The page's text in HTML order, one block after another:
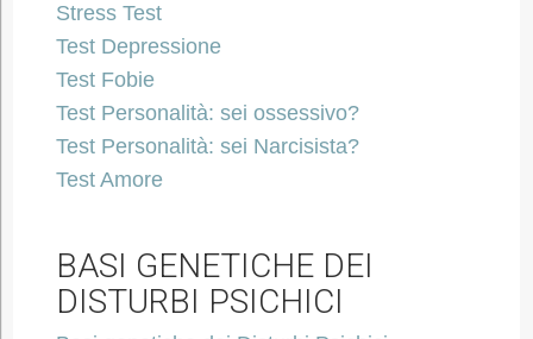
Stress Test
Test Depressione
Test Fobie
Test Personalità: sei ossessivo?
Test Personalità: sei Narcisista?
Test Amore
BASI GENETICHE DEI
DISTURBI PSICHICI